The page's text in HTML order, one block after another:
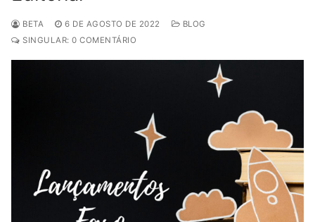
BETA 6 DE AGOSTO DE 2022
BLOG
SINGULAR: 0 COMENTÁRIO